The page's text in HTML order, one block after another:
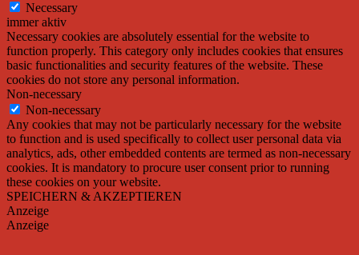
Necessary
immer aktiv
Necessary cookies are absolutely essential for the website to
function properly. This category only includes cookies that ensures
basic functionalities and security features of the website. These
cookies do not store any personal information.
Non-necessary
Non-necessary
Any cookies that may not be particularly necessary for the website
to function and is used specifically to collect user personal data via
analytics, ads, other embedded contents are termed as non-necessary
cookies. It is mandatory to procure user consent prior to running
these cookies on your website.
SPEICHERN & AKZEPTIEREN
Anzeige
Anzeige